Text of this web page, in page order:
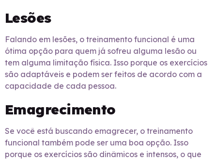
Lesões
Falando em lesões, o treinamento funcional é uma
ótima opção para quem já sofreu alguma lesão ou
tem alguma limitação física. Isso porque os exercícios
são adaptáveis e podem ser feitos de acordo com a
capacidade de cada pessoa.
Emagrecimento
Se você está buscando emagrecer, o treinamento
funcional também pode ser uma boa opção. Isso
porque os exercícios são dinâmicos e intensos, o que